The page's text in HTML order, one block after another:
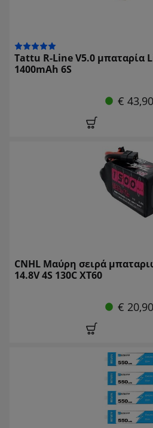
Tattu R-Line V5.0 μπαταρία
1400mAh 6S
€
CNHL Μαύρη σειρά
14.8V 4S 130C XT60
€